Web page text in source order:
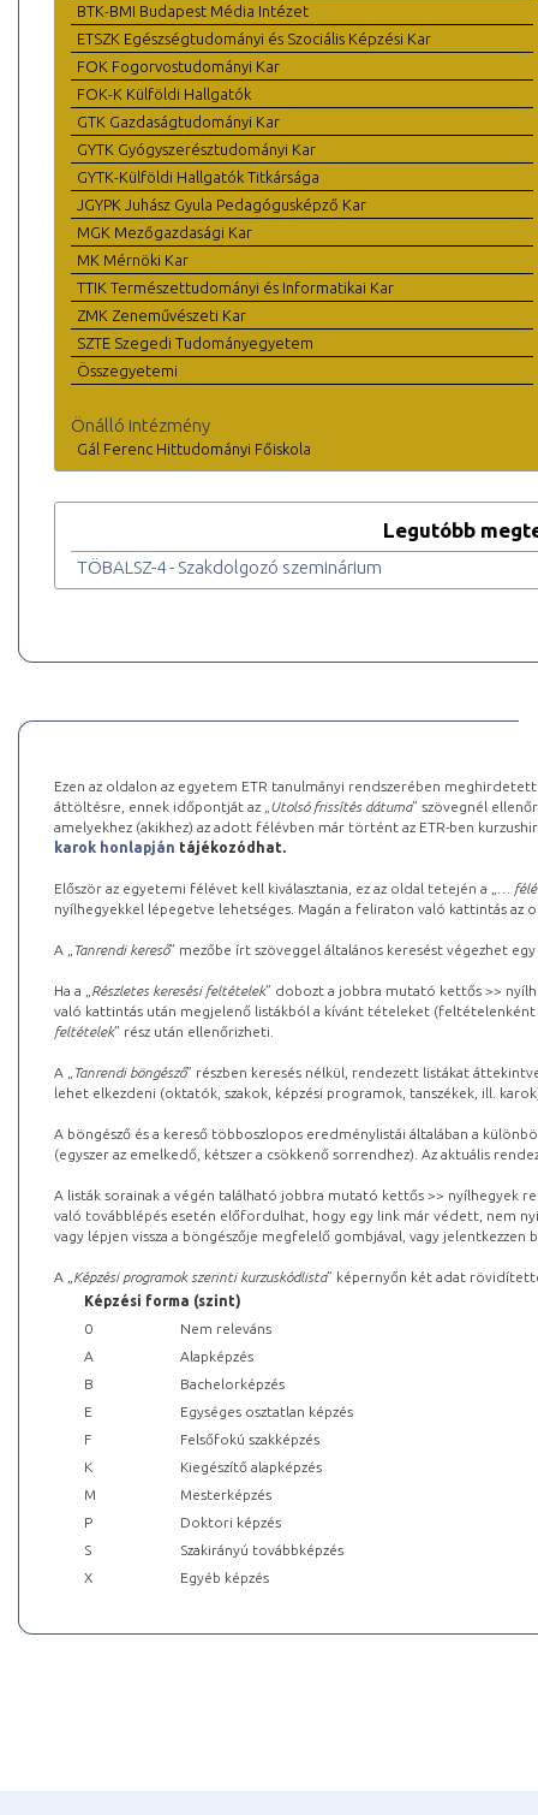
BTK-BMI Budapest Média Intézet
ETSZK Egészségtudományi és Szociális Képzési Kar
FOK Fogorvostudományi Kar
FOK-K Külföldi Hallgatók
GTK Gazdaságtudományi Kar
GYTK Gyógyszerésztudományi Kar
GYTK-Külföldi Hallgatók Titkársága
JGYPK Juhász Gyula Pedagógusképző Kar
MGK Mezőgazdasági Kar
MK Mérnöki Kar
TTIK Természettudományi és Informatikai Kar
ZMK Zeneművészeti Kar
SZTE Szegedi Tudományegyetem
Összegyetemi
Önálló intézmény
Gál Ferenc Hittudományi Főiskola
Legutóbb
TÖBALSZ-4 - Szakdolgozó szeminárium
Ezen az oldalon az egyetem ETR tanulmányi rendszerében
áttöltésre, ennek időpontját az „ Utolsó frissítés dátuma” szövegnél
amelyekhez (akikhez) az adott félévben már történt az ETR-ben
karok honlapján tájékozódhat.
Először az egyetemi félévet kell kiválasztania, ez az oldal tetején a „
…
nyílhegyekkel lépegetve lehetséges. Magán a feliraton való kattintás az
A „ Tanrendi kereső” mezőbe írt szöveggel általános keresést végezhet
Ha a „ Részletes keresési feltételek” dobozt a jobbra mutató kettős >>
való kattintás után megjelenő listákból a kívánt tételeket (feltételenként
feltételek” rész után ellenőrizheti.
A „ Tanrendi böngésző” részben keresés nélkül, rendezett listákat
lehet elkezdeni (oktatók, szakok, képzési programok, tanszékek, ill.
A böngésző és a kereső többoszlopos eredménylistái általában a
(egyszer az emelkedő, kétszer a csökkenő sorrendhez). Az aktuális
A listák sorainak a végén található jobbra mutató kettős >> nyílhegyek
való továbblépés esetén előfordulhat, hogy egy link már védett, nem
vagy lépjen vissza a böngészője megfelelő gombjával, vagy
A „ Képzési programok szerinti kurzuskódlista” képernyőn két adat
Képzési forma (szint)
0
Nem releváns
A
Alapképzés
B
Bachelorképzés
E
Egységes osztatlan képzés
F
Felsőfokú szakképzés
K
Kiegészítő alapképzés
M
Mesterképzés
P
Doktori képzés
S
Szakirányú továbbképzés
X
Egyéb képzés